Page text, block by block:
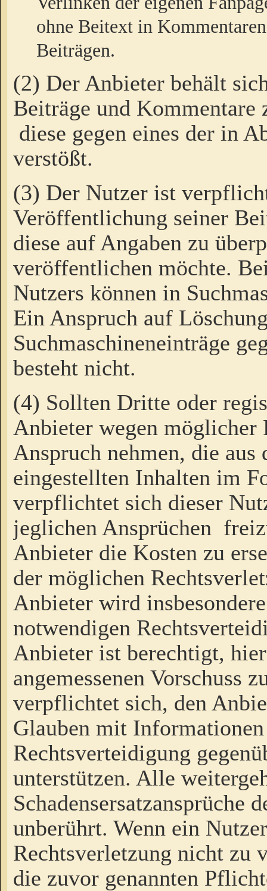
ohne Beitext in
Beiträgen.
(2) Der Anbieter behält
Beiträge und Kommentare
diese gegen eines der in
verstößt.
(3) Der Nutzer ist
Veröffentlichung seiner
diese auf Angaben zu
veröffentlichen möchte.
Nutzers können in
Ein Anspruch auf
Suchmaschineneinträge
besteht nicht.
(4) Sollten Dritte oder
Anbieter wegen möglicher
Anspruch nehmen, die
eingestellten Inhalten im
verpflichtet sich dieser
jeglichen Ansprüchen
Anbieter die Kosten zu
der möglichen
Anbieter wird
notwendigen
Anbieter ist berechtigt,
angemessenen Vorschuss
verpflichtet sich, den
Glauben mit
Rechtsverteidigung
unterstützen. Alle
Schadensersatzansprüche
unberührt. Wenn ein
Rechtsverletzung nicht zu
die zuvor genannten